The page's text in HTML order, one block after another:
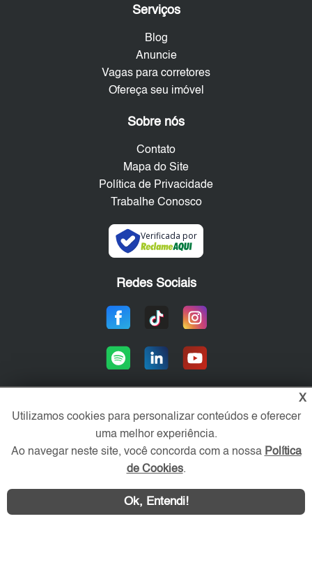
Serviços
Blog
Anuncie
Vagas para corretores
Ofereça seu imóvel
Sobre nós
Contato
Mapa do Site
Política de Privacidade
Trabalhe Conosco
Verificada por
Redes Sociais
Área exclusiva aos anunciantes,
acesse sua conta:
X
Utilizamos cookies para personalizar conteúdos e oferecer
uma melhor experiência.
Ao navegar neste site, você concorda com a nossa Política
de Cookies.
Ok, Entendi!